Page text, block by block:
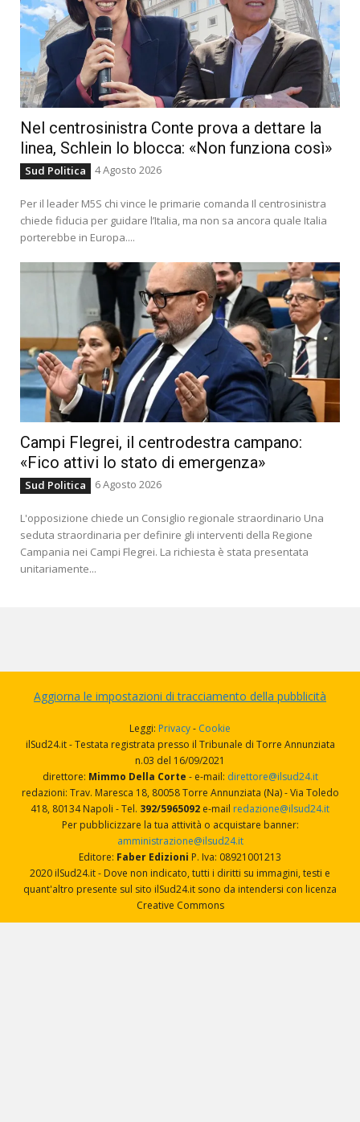
Nel centrosinistra Conte prova a dettare la
linea, Schlein lo blocca: «Non funziona così»
Sud Politica 4 Agosto 2026
Per il leader M5S chi vince le primarie comanda Il centrosinistra
chiede fiducia per guidare l’Italia, ma non sa ancora quale Italia
porterebbe in Europa....
Campi Flegrei, il centrodestra campano:
«Fico attivi lo stato di emergenza»
Sud Politica 6 Agosto 2026
L'opposizione chiede un Consiglio regionale straordinario Una
seduta straordinaria per definire gli interventi della Regione
Campania nei Campi Flegrei. La richiesta è stata presentata
unitariamente...
Aggiorna le impostazioni di tracciamento della pubblicità
Leggi: Privacy- Cookie
ilSud24.it - Testata registrata presso il Tribunale di Torre Annunziata
n.03 del 16/09/2021
direttore: Mimmo Della Corte - e-mail: direttore@ilsud24.it
redazioni: Trav. Maresca 18, 80058 Torre Annunziata (Na) - Via Toledo
418, 80134 Napoli - Tel. 392/5965092 e-mail redazione@ilsud24.it
Per pubblicizzare la tua attività o acquistare banner:
amministrazione@ilsud24.it
Editore: Faber Edizioni P. Iva: 08921001213
2020 ilSud24.it - Dove non indicato, tutti i diritti su immagini, testi e
quant'altro presente sul sito ilSud24.it sono da intendersi con licenza
Creative Commons